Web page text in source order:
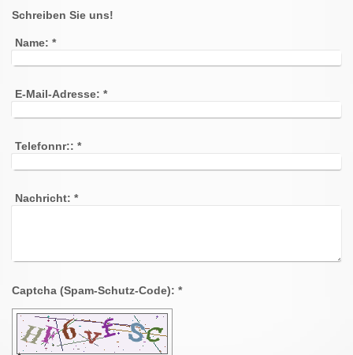
Schreiben Sie uns!
Name: *
E-Mail-Adresse: *
Telefonnr:: *
Nachricht: *
Captcha (Spam-Schutz-Code): *